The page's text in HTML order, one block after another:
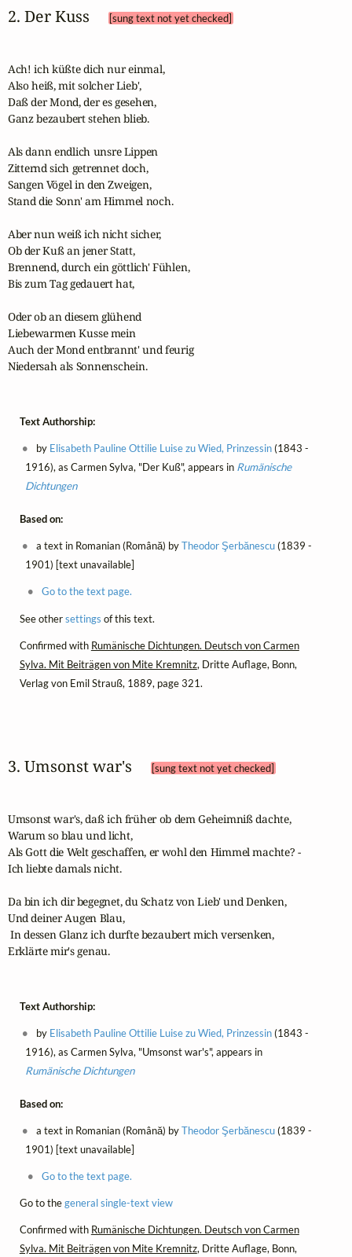
2. Der Kuss [sung text not yet checked]
Ach! ich küßte dich nur einmal,
Also heiß, mit solcher Lieb',
Daß der Mond, der es gesehen,
Ganz bezaubert stehen blieb.
Als dann endlich unsre Lippen
Zitternd sich getrennet doch,
Sangen Vögel in den Zweigen,
Stand die Sonn' am Himmel noch.
Aber nun weiß ich nicht sicher,
Ob der Kuß an jener Statt,
Brennend, durch ein göttlich' Fühlen,
Bis zum Tag gedauert hat,
Oder ob an diesem glühend
Liebewarmen Kusse mein
Auch der Mond entbrannt' und feurig
Niedersah als Sonnenschein.
Text Authorship:
by Elisabeth Pauline Ottilie Luise zu Wied, Prinzessin(1843 -
1916), as Carmen Sylva, "Der Kuß", appears in Rumänische
Dichtungen
Based on:
a text in Romanian (Română) byTheodor Şerbănescu(1839 -
1901) [text unavailable]
Go to the text page.
See othersettings of this text.
Confirmed with Rumänische Dichtungen. Deutsch von Carmen
Sylva. Mit Beiträgen von Mite Kremnitz, Dritte Auflage, Bonn,
Verlag von Emil Strauß, 1889, page 321.
3. Umsonst war's [sung text not yet checked]
Umsonst war's, daß ich früher ob dem Geheimniß dachte,
Warum so blau und licht,
Als Gott die Welt geschaffen, er wohl den Himmel machte? -
Ich liebte damals nicht.
Da bin ich dir begegnet, du Schatz von Lieb' und Denken,
Und deiner Augen Blau,
In dessen Glanz ich durfte bezaubert mich versenken,
Erklärte mir's genau.
Text Authorship:
by Elisabeth Pauline Ottilie Luise zu Wied, Prinzessin(1843 -
1916), as Carmen Sylva, "Umsonst war's", appears in
Rumänische Dichtungen
Based on:
a text in Romanian (Română) byTheodor Şerbănescu(1839 -
1901) [text unavailable]
Go to the text page.
Go to thegeneral single-text view
Confirmed with Rumänische Dichtungen. Deutsch von Carmen
Sylva. Mit Beiträgen von Mite Kremnitz, Dritte Auflage, Bonn,